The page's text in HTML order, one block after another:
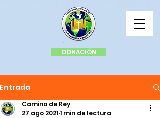
DONACIÓN
Entrada
Camino de Rey
27 ago 20211 min de lectura